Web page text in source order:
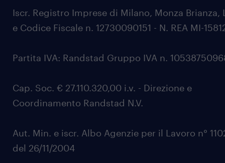
Iscr. Registro Imprese di Milano, Monza Brianza,
e Codice Fiscale n. 12730090151 - N. REA MI-
Partita IVA: Randstad Gruppo IVA n.
Cap. Soc. € 27.110.320,00 i.v. - Direzione e
Coordinamento Randstad N.V.
Aut. Min. e iscr. Albo Agenzie per il Lavoro n°
del 26/11/2004